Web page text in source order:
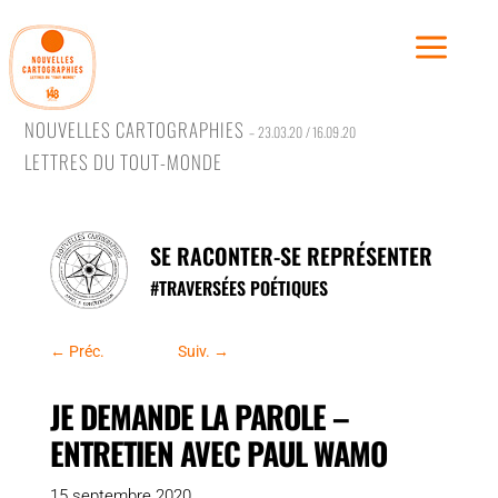
NOUVELLES CARTOGRAPHIES– 23.03.20 / 16.09.20
LETTRES DU TOUT-MONDE
SE RACONTER-SE REPRÉSENTER
#TRAVERSÉES POÉTIQUES
← Préc. Suiv. →
JE DEMANDE LA PAROLE –
ENTRETIEN AVEC PAUL WAMO